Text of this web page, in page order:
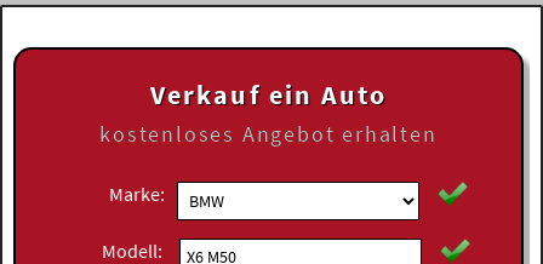
Verkauf ein Auto
kostenloses Angebot erhalten
Marke:
Modell: